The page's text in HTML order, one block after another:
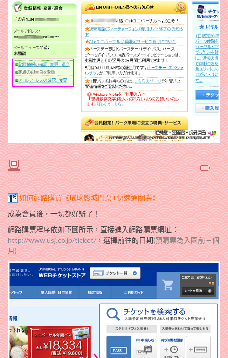
如何網路購買《環球影城門票+快速通關券》
成為會員後，一切都好辦了！
網路購票程序依如下圖所示，直接進入網路購票網址：
http://www.usj.co.jp/ticket/，選擇前往的日期(預購票為入園前三個
月)